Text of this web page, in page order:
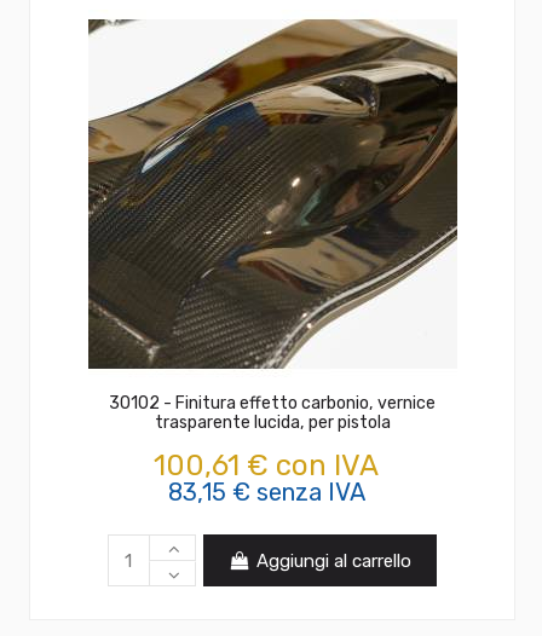
30102 - Finitura effetto carbonio, vernice
trasparente lucida, per pistola
100,61 € con IVA
83,15 € senza IVA
Aggiungi al carrello